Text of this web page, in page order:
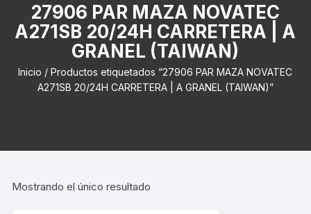
27906 PAR MAZA NOVATEC
A271SB 20/24H CARRETERA | A
GRANEL (TAIWAN)
Inicio / Productos etiquetados “27906 PAR MAZA NOVATEC
A271SB 20/24H CARRETERA | A GRANEL (TAIWAN)”
Mostrando el único resultado